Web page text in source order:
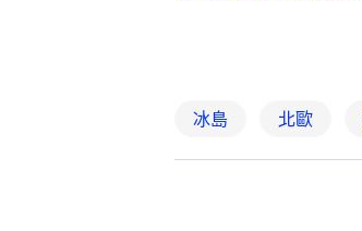
冰島 北歐